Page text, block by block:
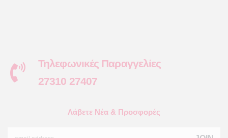
Τηλεφωνικές Παραγγελίες
27310 27407
Λάβετε Νέα & Προσφορές